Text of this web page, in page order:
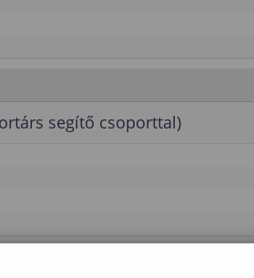
segítő csoporttal)